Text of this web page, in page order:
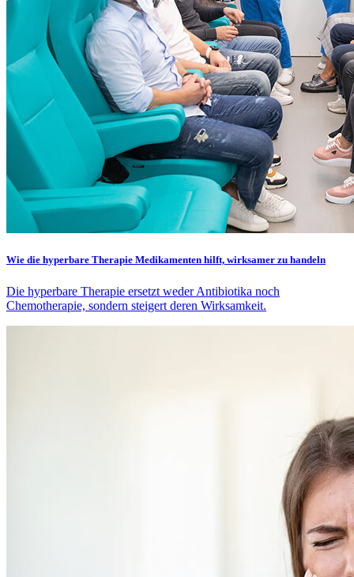
Wie die hyperbare Therapie Medikamenten hilft, wirksamer zu handeln
Die hyperbare Therapie ersetzt weder Antibiotika noch
Chemotherapie, sondern steigert deren Wirksamkeit.